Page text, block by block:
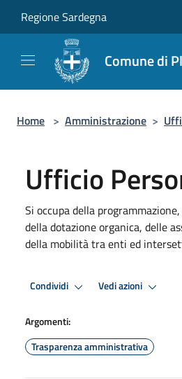
Regione Sardegna
Comune di
Home > Amministrazione >
Ufficio
Si occupa della
della dotazione organica, delle
della mobilità tra enti ed
Condividi Vedi azioni
Argomenti:
Trasparenza amministrativa